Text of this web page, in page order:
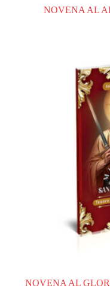
NOVENA AL
NOVENA AL